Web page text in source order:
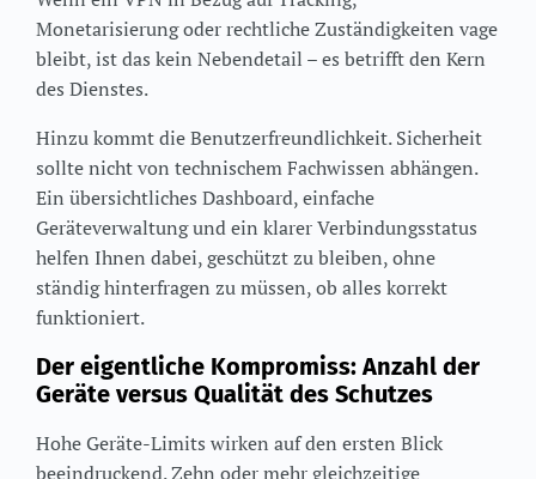
Monetarisierung oder rechtliche Zuständigkeiten vage
bleibt, ist das kein Nebendetail – es betrifft den Kern
des Dienstes.
Hinzu kommt die Benutzerfreundlichkeit. Sicherheit
sollte nicht von technischem Fachwissen abhängen.
Ein übersichtliches Dashboard, einfache
Geräteverwaltung und ein klarer Verbindungsstatus
helfen Ihnen dabei, geschützt zu bleiben, ohne
ständig hinterfragen zu müssen, ob alles korrekt
funktioniert.
Der eigentliche Kompromiss: Anzahl der
Geräte versus Qualität des Schutzes
Hohe Geräte-Limits wirken auf den ersten Blick
beeindruckend. Zehn oder mehr gleichzeitige